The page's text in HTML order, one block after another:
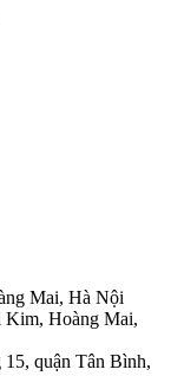
Mai, Hà Nội​
Kim, Hoàng Mai,
quận Tân Bình,